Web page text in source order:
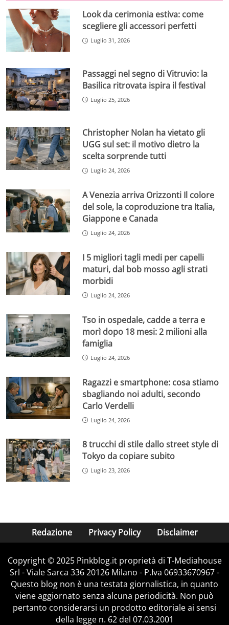
Look da cerimonia estiva: come
scegliere gli accessori perfetti
Luglio 31, 2026
Passaggi nel segno di Vitruvio: la
Basilica ritrovata ispira il festival
Luglio 25, 2026
Christopher Nolan ha vietato gli
UGG sul set: il motivo dietro la
scelta sorprende tutti
Luglio 24, 2026
A Venezia arriva Orizzonti Il colore
del sole, la coproduzione tra Italia,
Giappone e Canada
Luglio 24, 2026
I 5 migliori tagli medi per capelli
maturi, dal bob mosso agli strati
morbidi
Luglio 24, 2026
Tso in ospedale, cadde a terra e
morì dopo 18 mesi: 2 milioni alla
famiglia
Luglio 24, 2026
Ragazzi e smartphone: cosa stiamo
sbagliando noi adulti, secondo
Carlo Verdelli
Luglio 24, 2026
8 trucchi di stile dallo street style di
Tokyo da copiare subito
Luglio 23, 2026
Redazione Privacy Policy Disclaimer
Copyright © 2025 Pinkblog.it proprietà di T-Mediahouse
Srl - Viale Sarca 336 20126 Milano - P.Iva 06933670967 -
Questo blog non è una testata giornalistica, in quanto
viene aggiornato senza alcuna periodicità. Non può
pertanto considerarsi un prodotto editoriale ai sensi
della legge n. 62 del 07.03.2001